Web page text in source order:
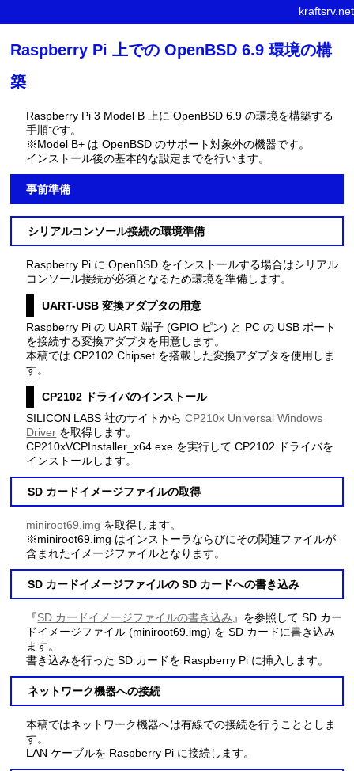
kraftsrv.net
Raspberry Pi 上での OpenBSD 6.9 環境の構
築
Raspberry Pi 3 Model B 上に OpenBSD 6.9 の環境を構築する
手順です。
※Model B+ は OpenBSD のサポート対象外の機器です。
インストール後の基本的な設定までを行います。
事前準備
シリアルコンソール接続の環境準備
Raspberry Pi に OpenBSD をインストールする場合はシリアル
コンソール接続が必須となるため環境を準備します。
UART-USB 変換アダプタの用意
Raspberry Pi の UART 端子 (GPIO ピン) と PC の USB ポート
を接続する変換アダプタを用意します。
本稿では CP2102 Chipset を搭載した変換アダプタを使用しま
す。
CP2102 ドライバのインストール
SILICON LABS 社のサイトからCP210x Universal Windows
Driver を取得します。
CP210xVCPInstaller_x64.exe を実行して CP2102 ドライバを
インストールします。
SD カードイメージファイルの取得
miniroot69.img を取得します。
※miniroot69.img はインストーラならびにその関連ファイルが
含まれたイメージファイルとなります。
SD カードイメージファイルの SD カードへの書き込み
『SD カードイメージファイルの書き込み』を参照して SD カー
ドイメージファイル (miniroot69.img) を SD カードに書き込み
ます。
書き込みを行った SD カードを Raspberry Pi に挿入します。
ネットワーク機器への接続
本稿ではネットワーク機器へは有線での接続を行うこととしま
す。
LAN ケーブルを Raspberry Pi に接続します。